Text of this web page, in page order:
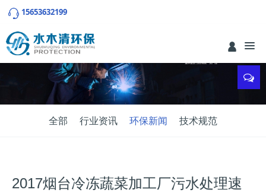
15653632199
全部 行业资讯 环保新闻 技术规范
2017烟台冷冻蔬菜加工厂污水处理速